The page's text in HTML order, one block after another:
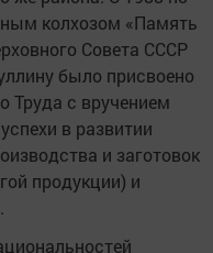
колхозом «Память
Совета СССР
было присвоено
Труда с вручением
в развитии
и заготовок
продукции) и